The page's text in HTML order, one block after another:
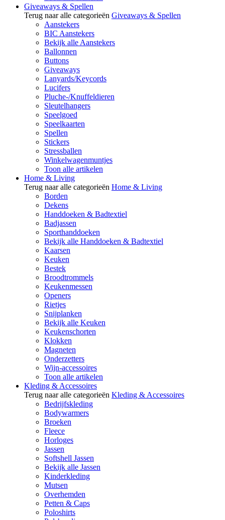
Giveaways & Spellen
Terug naar alle categorieën Giveaways & Spellen
Aanstekers
BIC Aanstekers
Bekijk alle Aanstekers
Ballonnen
Buttons
Giveaways
Lanyards/Keycords
Lucifers
Pluche-/Knuffeldieren
Sleutelhangers
Speelgoed
Speelkaarten
Spellen
Stickers
Stressballen
Winkelwagenmuntjes
Toon alle artikelen
Home & Living
Terug naar alle categorieën Home & Living
Borden
Dekens
Handdoeken & Badtextiel
Badjassen
Sporthanddoeken
Bekijk alle Handdoeken & Badtextiel
Kaarsen
Keuken
Bestek
Broodtrommels
Keukenmessen
Openers
Rietjes
Snijplanken
Bekijk alle Keuken
Keukenschorten
Klokken
Magneten
Onderzetters
Wijn-accessoires
Toon alle artikelen
Kleding & Accessoires
Terug naar alle categorieën Kleding & Accessoires
Bedrijfskleding
Bodywarmers
Broeken
Fleece
Horloges
Jassen
Softshell Jassen
Bekijk alle Jassen
Kinderkleding
Mutsen
Overhemden
Petten & Caps
Poloshirts